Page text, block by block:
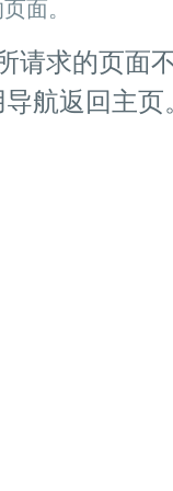
面。
请求的页面
航返回主页